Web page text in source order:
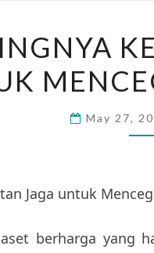
May 27,
Jaga untuk
berharga yang